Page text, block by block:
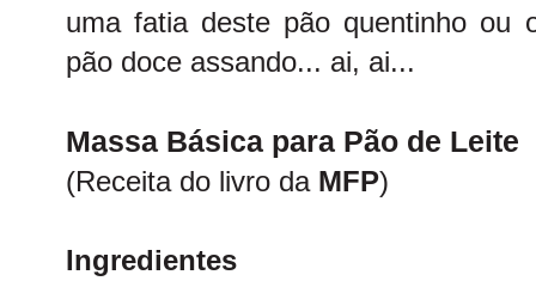
uma fatia deste pão quentinho ou
pão doce assando... ai, ai...
Massa Básica para Pão de Leite
(Receita do livro da MFP)
Ingredientes